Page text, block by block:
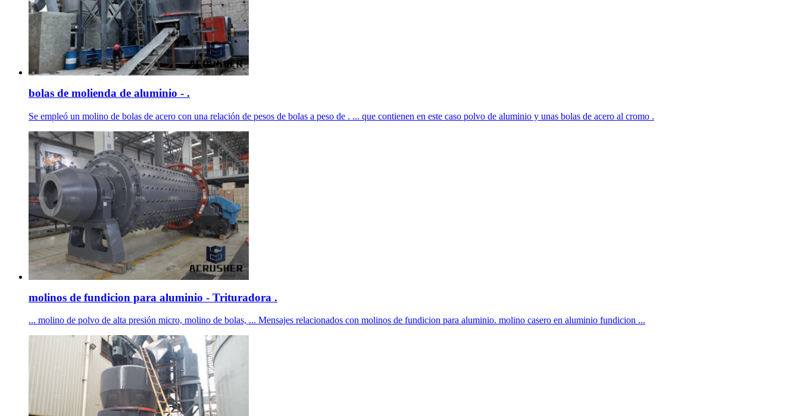
bolas de molienda de aluminio - .
Se empleó un molino de bolas de acero con una relación de pesos de bolas a peso de . ... que contienen en este caso polvo de aluminio y unas bolas de acero al cromo .
molinos de fundicion para aluminio - Trituradora .
... molino de polvo de alta presión micro, molino de bolas, ... Mensajes relacionados con molinos de fundicion para aluminio. molino casero en aluminio fundicion ...